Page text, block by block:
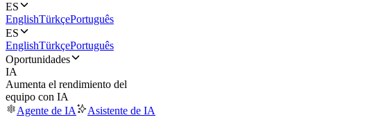
ES
EnglishTürkçePortuguês
ES
EnglishTürkçePortuguês
Oportunidades
IA
Aumenta el rendimiento del
equipo con IA
Agente de IA
Asistente de IA